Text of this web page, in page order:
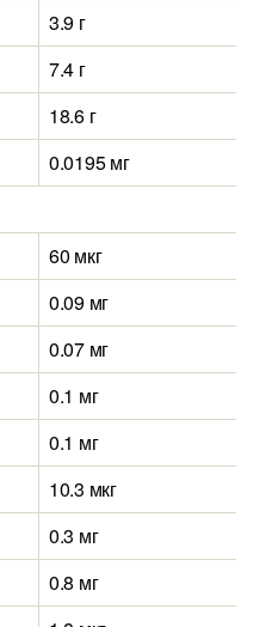
3.9 г
7.4 г
18.6 г
0.0195 мг
60 мкг
0.09 мг
0.07 мг
0.1 мг
0.1 мг
10.3 мкг
0.3 мг
0.8 мг